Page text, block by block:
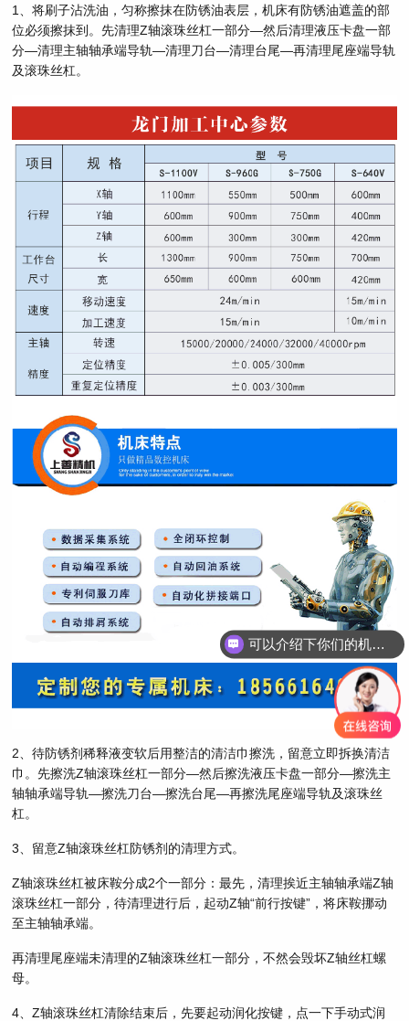
1、将刷子沾洗油，匀称擦抹在防锈油表层，机床有防锈油遮盖的部
位必须擦抹到。先清理Z轴滚珠丝杠一部分—然后清理液压卡盘一部
分—清理主轴轴承端导轨—清理刀台—清理台尾—再清理尾座端导轨
及滚珠丝杠。
2、待防锈剂稀释液变软后用整洁的清洁巾擦洗，留意立即拆换清洁
巾。先擦洗Z轴滚珠丝杠一部分—然后擦洗液压卡盘一部分—擦洗主
轴轴承端导轨—擦洗刀台—擦洗台尾—再擦洗尾座端导轨及滚珠丝
杠。
3、留意Z轴滚珠丝杠防锈剂的清理方式。
Z轴滚珠丝杠被床鞍分成2个一部分：最先，清理挨近主轴轴承端Z轴
滚珠丝杠一部分，待清理进行后，起动Z轴“前行按键”，将床鞍挪动
至主轴轴承端。
再清理尾座端未清理的Z轴滚珠丝杠一部分，不然会毁坏Z轴丝杠螺
母。
4、Z轴滚珠丝杠清除结束后，先要起动润化按键，点一下手动式润
可以介绍下你们的机床吗？